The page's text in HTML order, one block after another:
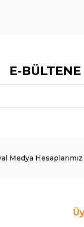
E-
Medya Hesaplarımız